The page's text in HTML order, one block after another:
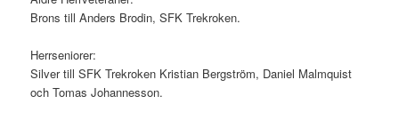
Brons till Anders Brodin, SFK Trekroken.
Herrseniorer:
Silver till SFK Trekroken Kristian Bergström, Daniel Malmquist
och Tomas Johannesson.